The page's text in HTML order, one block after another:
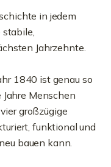
in jedem
Jahrzehnte.
1840 ist genau so
Jahre Menschen
großzügige
funktional und
bauen kann.